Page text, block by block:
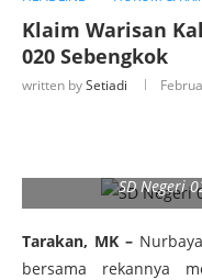
Klaim Warisan
020 Sebengkok
written bySetiadi
SD Negeri
Tarakan, MK –
bersama rekannya